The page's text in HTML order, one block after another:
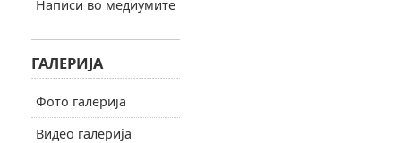
Написи во медиумите
ГАЛЕРИЈА
Фото галерија
Видео галерија